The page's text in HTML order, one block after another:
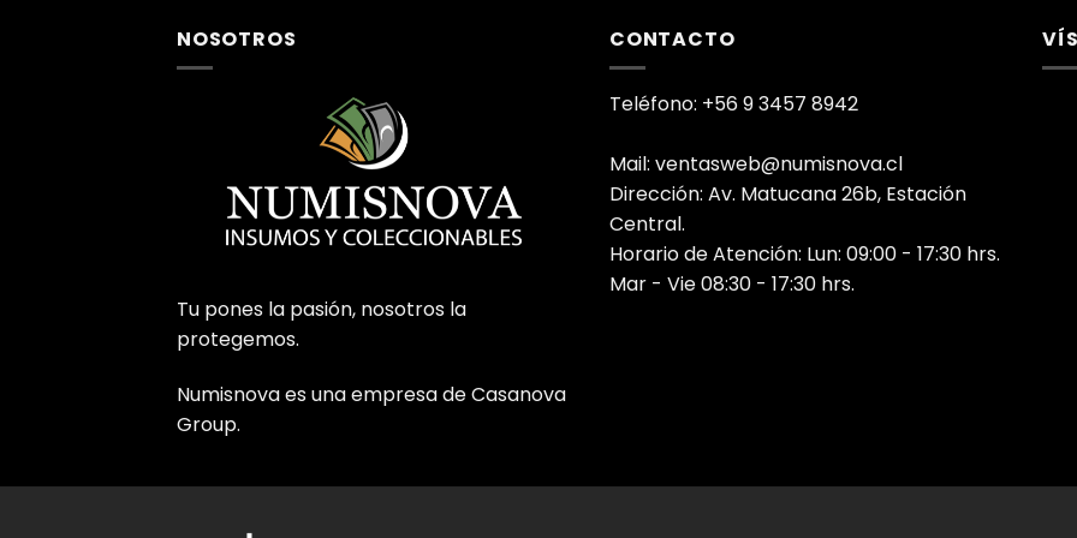
NOSOTROS
Tu pones la pasión, nosotros la
protegemos.
Numisnova es una empresa de Casanova
Group.
CONTACTO
Teléfono: +56 9 3457 8942
Mail: ventasweb@numisnova.cl
Dirección: Av. Matucana 26b, Estación
Central.
Horario de Atención: Lun: 09:00 - 17:30 hrs.
Mar - Vie 08:30 - 17:30 hrs.